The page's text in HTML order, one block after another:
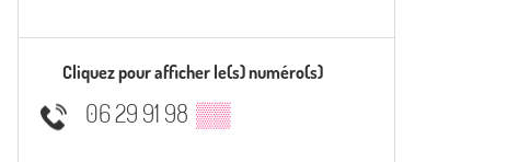
Cliquez pour afficher le(s) numéro(s)
06 29 91 98 ▒▒